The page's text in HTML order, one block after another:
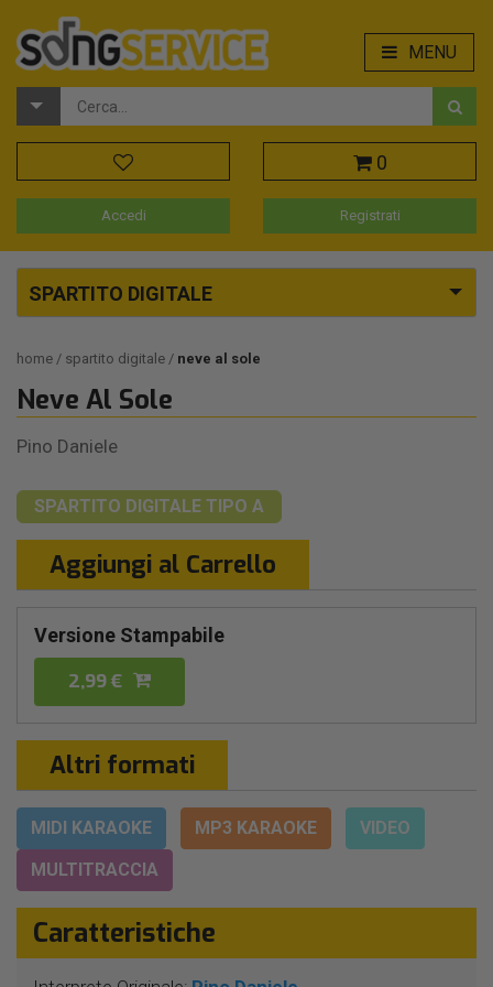
MENU
0
Accedi Registrati
SPARTITO DIGITALE
home spartito digitale neve al sole
Neve Al Sole
Pino Daniele
SPARTITO DIGITALE TIPO A
Aggiungi al Carrello
Versione Stampabile
2,99 €
Altri formati
MIDI KARAOKE MP3 KARAOKE
VIDEO
MULTITRACCIA
Caratteristiche